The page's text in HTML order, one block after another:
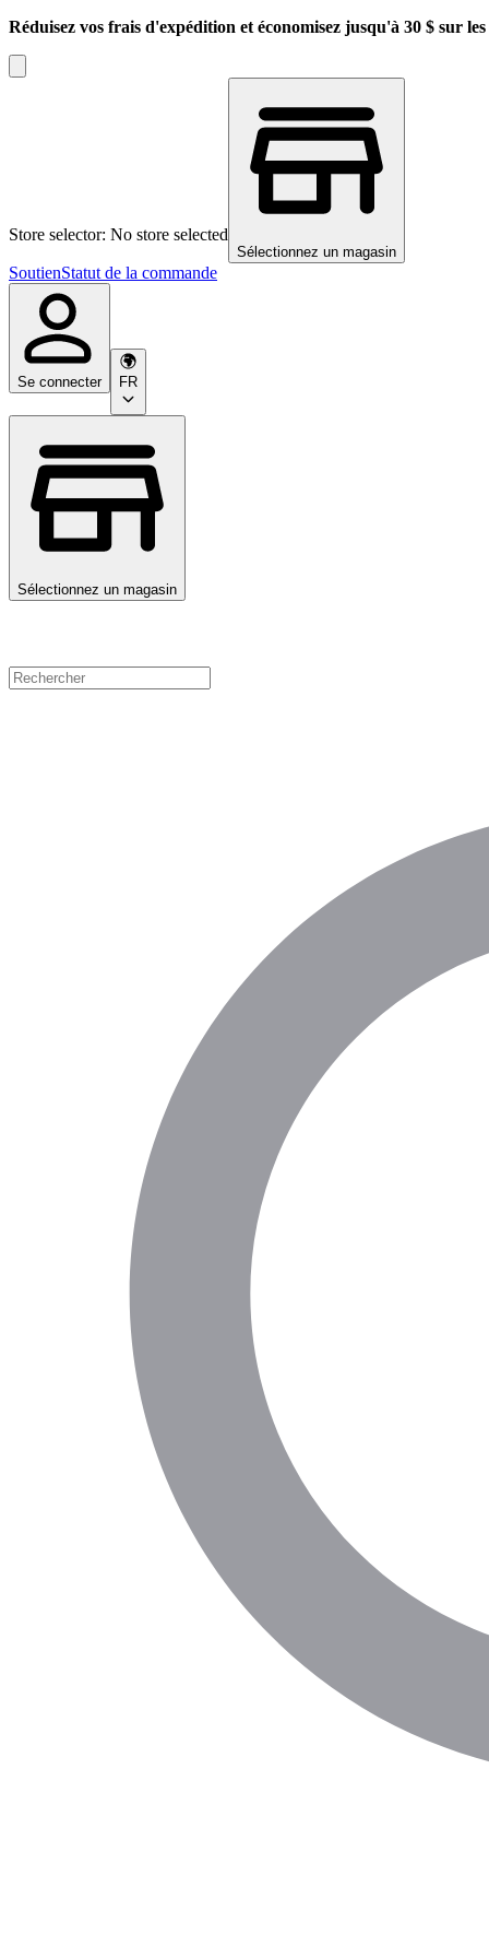
Réduisez vos frais d'expédition et économisez jusqu'à 30 $ sur
Store selector: No store selected
Sélectionnez un magasin
SoutienStatut de la commande
Se connecter FR
Sélectionnez un magasin